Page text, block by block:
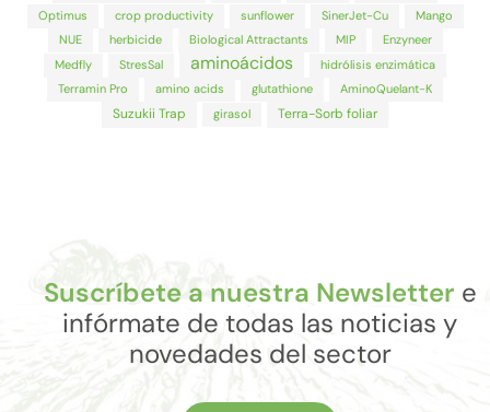
Optimus
crop productivity sunflower SinerJet-Cu
Mango
NUE
herbicide Biological Attractants MIP
Enzyneer
Medfly
StresSal aminoácidos
hidrólisis enzimática
Terramin Pro
amino acids glutathione AminoQuelant-K
Suzukii Trap girasol Terra-Sorb foliar
Suscríbete a nuestra Newsletter e
infórmate de todas las noticias y
novedades del sector